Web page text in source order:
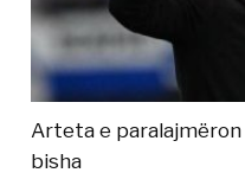
Arteta e
bisha